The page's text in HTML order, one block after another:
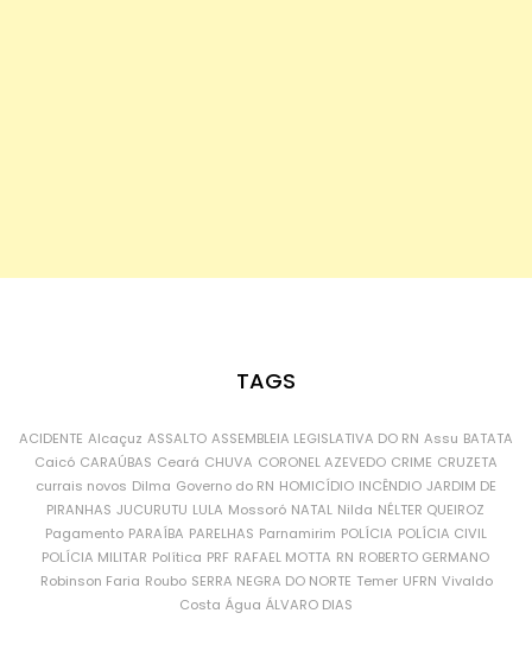
TAGS
ACIDENTE Alcaçuz ASSALTO ASSEMBLEIA LEGISLATIVA DO RN Assu BATATA
Caicó CARAÚBAS Ceará CHUVA CORONEL AZEVEDO CRIME CRUZETA
currais novos Dilma Governo do RN HOMICÍDIO INCÊNDIO JARDIM DE
PIRANHAS JUCURUTU LULA Mossoró NATAL Nilda NÉLTER QUEIROZ
Pagamento PARAÍBA PARELHAS Parnamirim POLÍCIA POLÍCIA CIVIL
POLÍCIA MILITAR Política PRF RAFAEL MOTTA RN ROBERTO GERMANO
Robinson Faria Roubo SERRA NEGRA DO NORTE Temer UFRN Vivaldo
Costa Água ÁLVARO DIAS